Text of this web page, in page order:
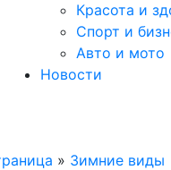
Красота и
Спорт и
Авто и мото
Новости
» Зимние виды